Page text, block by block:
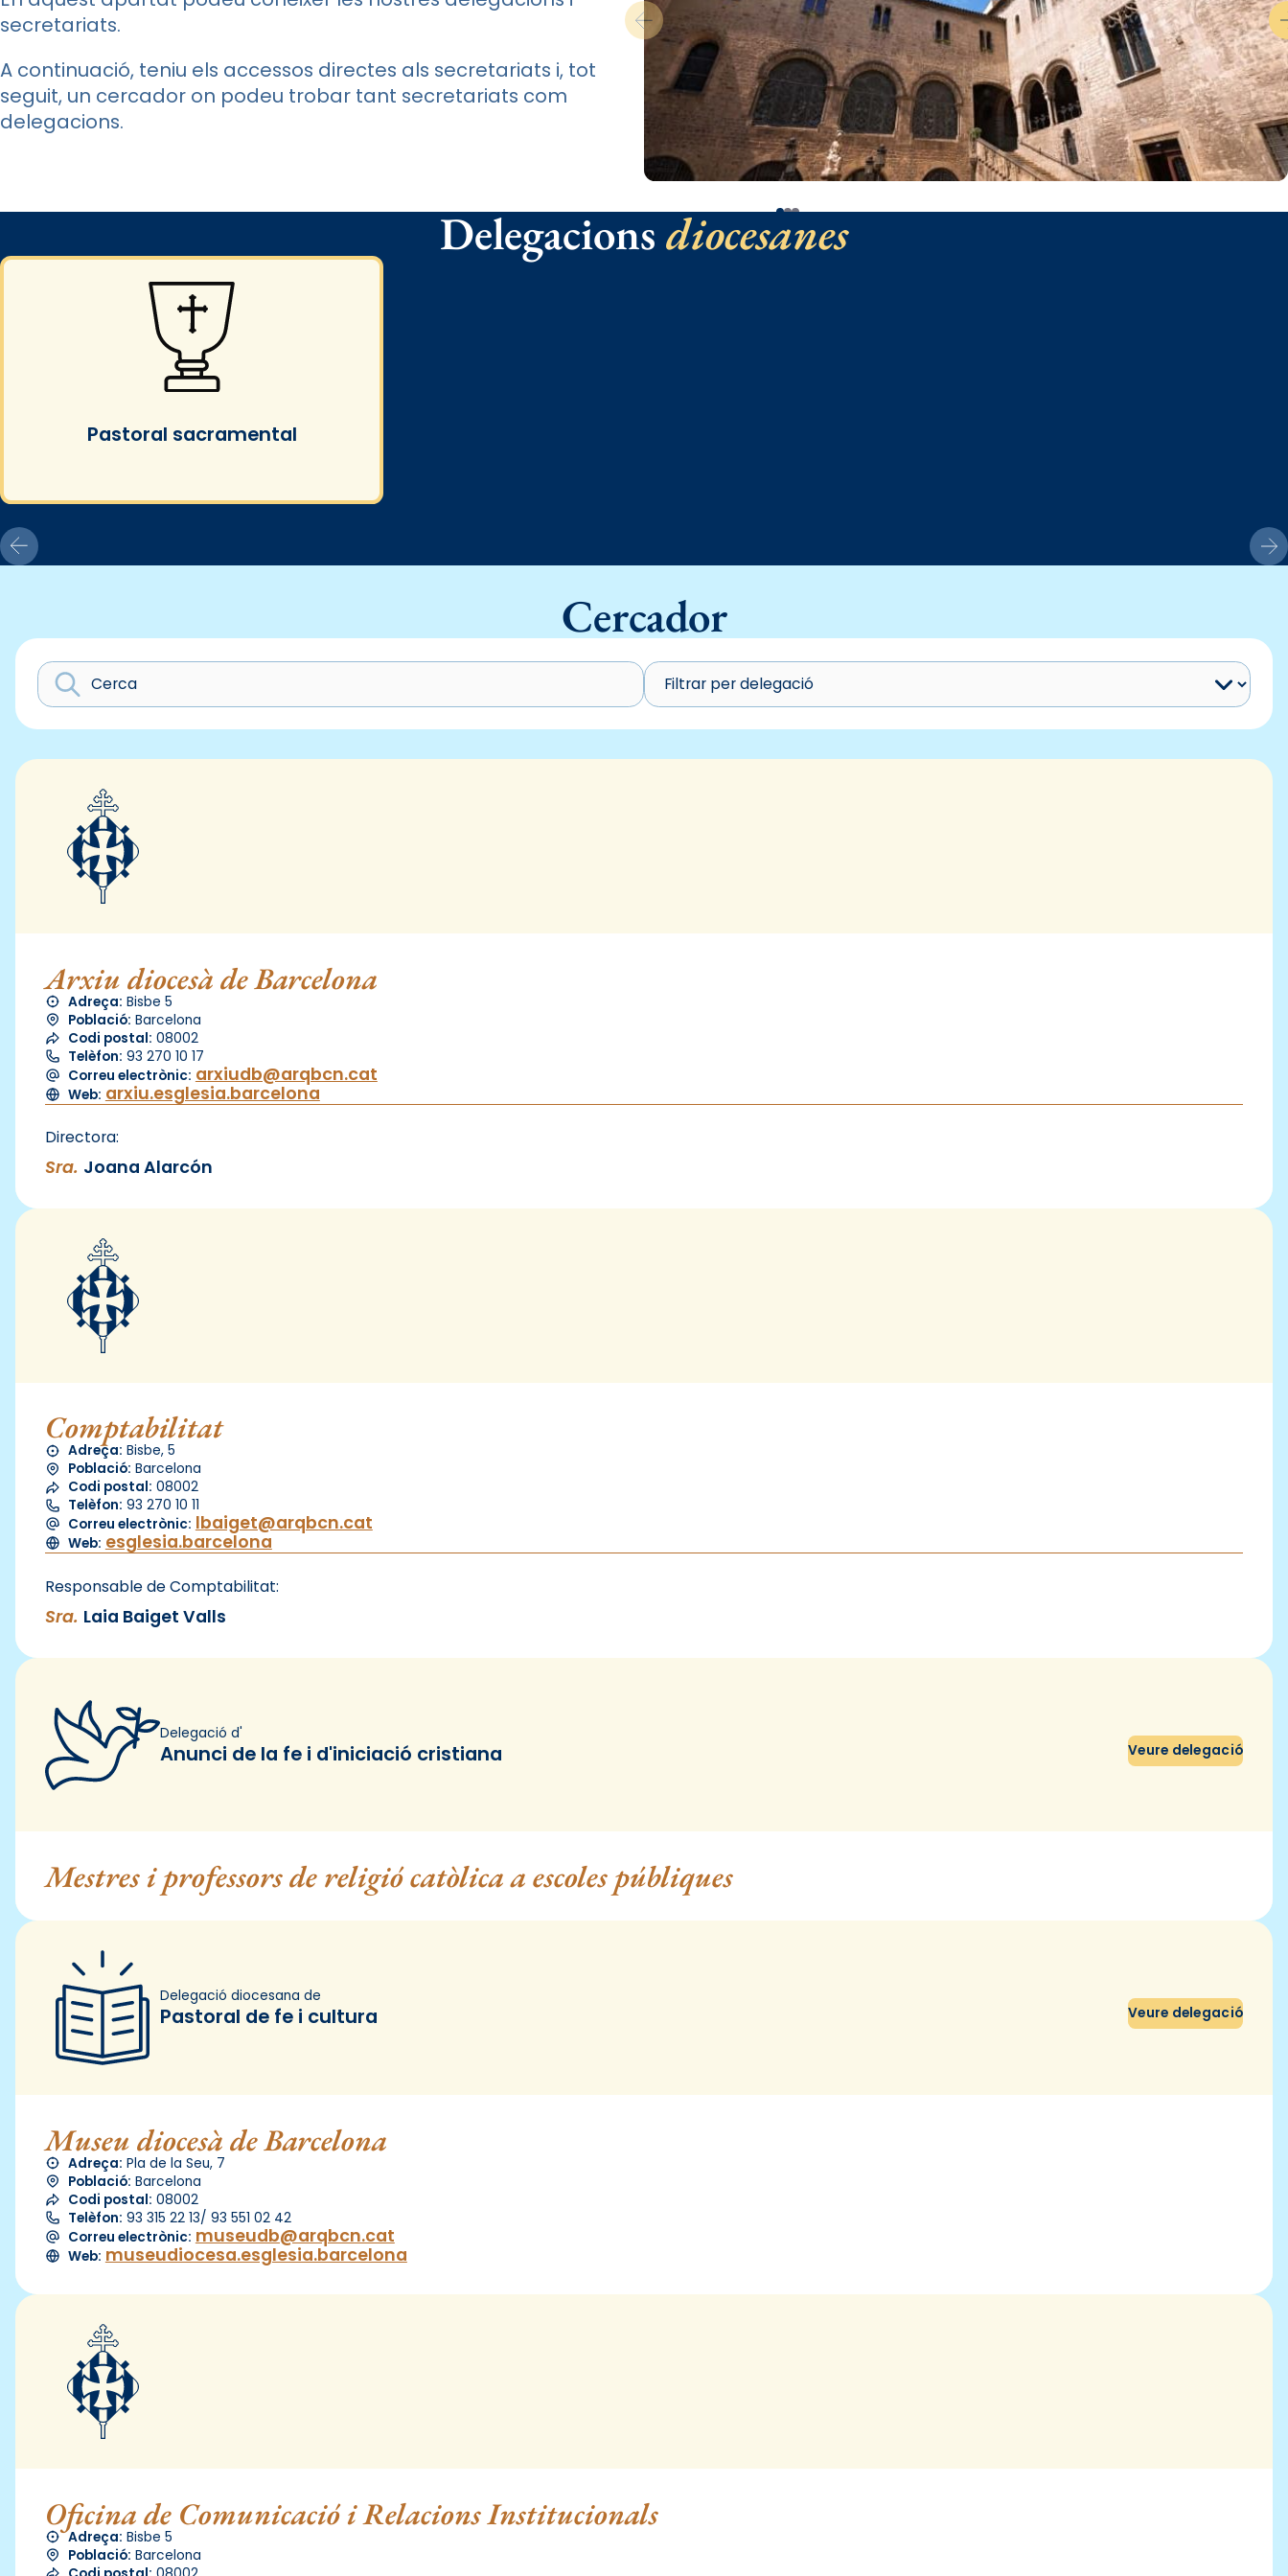
secretariats.
A continuació, teniu els accessos directes als secretariats i, tot
seguit, un cercador on podeu trobar tant secretariats com
delegacions.
Delegacionsdiocesanes
Pastoral sacramental
Cercador
Arxiu diocesà de Barcelona
Adreça: Bisbe 5
Població: Barcelona
Codi postal: 08002
Telèfon: 93 270 10 17
Correu electrònic: arxiudb@arqbcn.cat
Web: arxiu.esglesia.barcelona
Directora:
Sra. Joana Alarcón
Comptabilitat
Adreça: Bisbe, 5
Població: Barcelona
Codi postal: 08002
Telèfon: 93 270 10 11
Correu electrònic: lbaiget@arqbcn.cat
Web: esglesia.barcelona
Responsable de Comptabilitat:
Sra. Laia Baiget Valls
Delegació d'
Anunci de la fe i d'iniciació cristiana Veure delegació
Mestres i professors de religió catòlica a escoles públiques
Delegació diocesana de
Pastoral de fe i cultura Veure delegació
Museu diocesà de Barcelona
Adreça: Pla de la Seu, 7
Població: Barcelona
Codi postal: 08002
Telèfon: 93 315 22 13/ 93 551 02 42
Correu electrònic: museudb@arqbcn.cat
Web: museudiocesa.esglesia.barcelona
Oficina de Comunicació i Relacions Institucionals
Adreça: Bisbe 5
Població: Barcelona